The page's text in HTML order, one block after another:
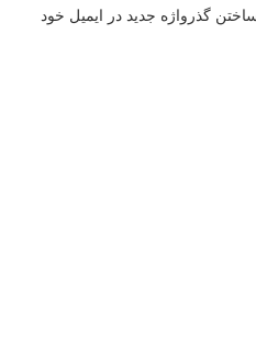
گذرواژه جدید در ایمیل خود